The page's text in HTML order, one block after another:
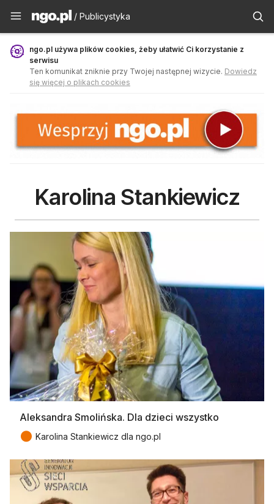
Publicystyka - ngo.pl
/ Publicystyka
ngo.pl używa plików cookies, żeby ułatwić Ci korzystanie z
serwisu
Ten komunikat zniknie przy Twojej następnej wizycie. Dowiedz
się więcej o plikach cookies
Karolina Stankiewicz
Aleksandra Smolińska. Dla dzieci wszystko
● Karolina Stankiewicz dla ngo.pl